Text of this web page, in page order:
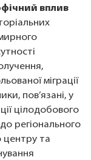
вплив
міграції
пов’язані, у
цілодобового
регіонального
центру та